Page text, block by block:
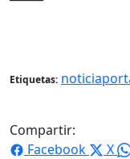
Etiquetas:
Compartir:
Facebook
X